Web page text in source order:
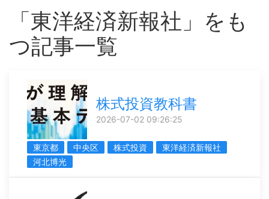
「東洋経済新報社」をも
つ記事一覧
株式投資教科書
2026-07-02 09:26:25
東京都 中央区 株式投資
東洋経済新報社
河北博光